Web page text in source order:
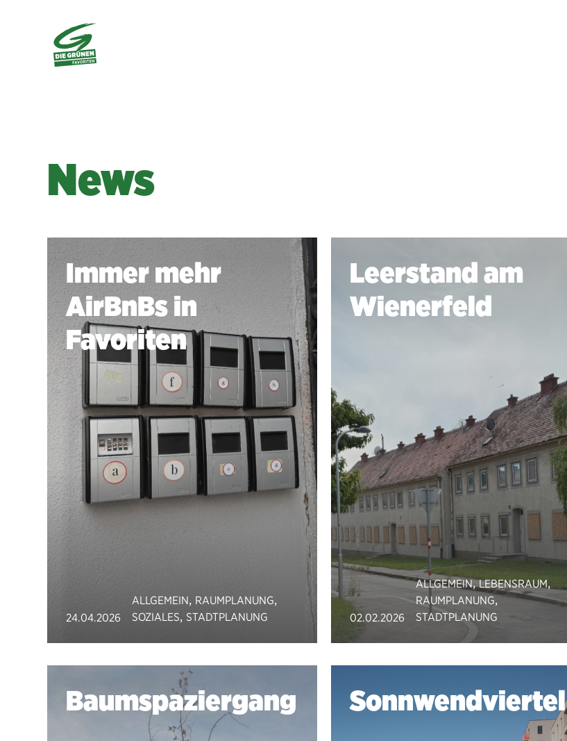
News
Immer mehr
AirBnBs in
Favoriten
24.04.2026
ALLGEMEIN, RAUMPLANUNG,
SOZIALES, STADTPLANUNG
Leerstand am
Wienerfeld
02.02.2026
ALLGEMEIN,LEBENSRAUM,
RAUMPLANUNG,
STADTPLANUNG
Baumspaziergang Sonnwendviertel